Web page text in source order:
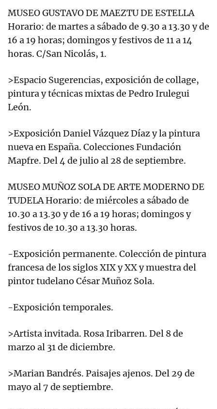
MUSEO GUSTAVO DE MAEZTU DE ESTELLA
Horario: de martes a sábado de 9.30 a 13.30 y de
16 a 19 horas; domingos y festivos de 11 a 14
horas. C/San Nicolás, 1.
>Espacio Sugerencias, exposición de collage,
pintura y técnicas mixtas de Pedro Irulegui
León.
>Exposición Daniel Vázquez Díaz y la pintura
nueva en España. Colecciones Fundación
Mapfre. Del 4 de julio al 28 de septiembre.
MUSEO MUÑOZ SOLA DE ARTE MODERNO DE
TUDELA Horario: de miércoles a sábado de
10.30 a 13.30 y de 16 a 19 horas; domingos y
festivos de 10.30 a 13.30 horas.
-Exposición permanente. Colección de pintura
francesa de los siglos XIX y XX y muestra del
pintor tudelano César Muñoz Sola.
-Exposición temporales.
>Artista invitada. Rosa Iribarren. Del 8 de
marzo al 31 de diciembre.
>Marian Bandrés. Paisajes ajenos. Del 29 de
mayo al 7 de septiembre.